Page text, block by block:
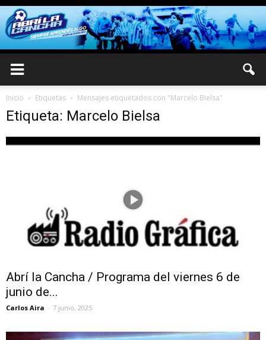
Inicio Etiquetas Mensajes etiquetados con "Marcelo Bielsa"
Etiqueta: Marcelo Bielsa
Abrí la Cancha / Programa del viernes 6 de
junio de...
Carlos Aira - 7 junio, 2025